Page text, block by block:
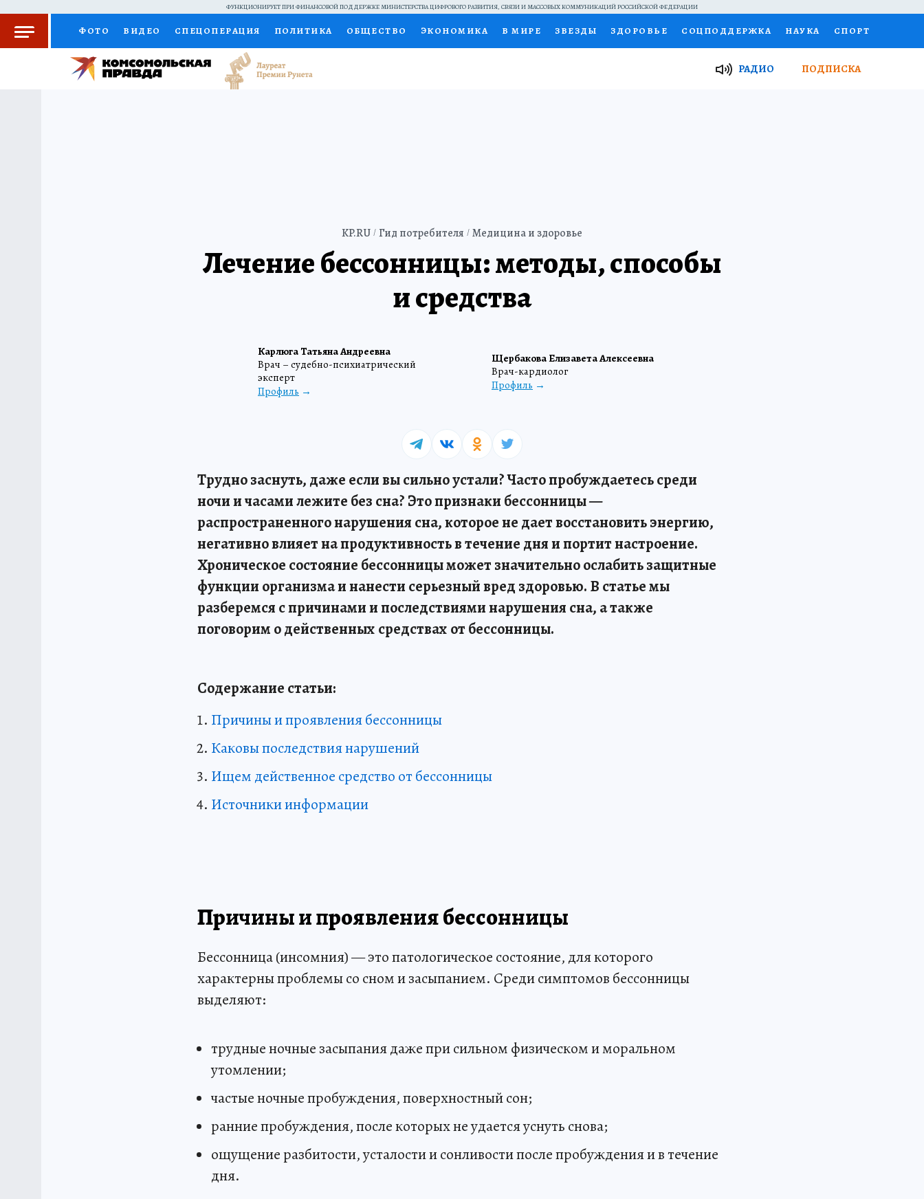
ФУНКЦИОНИРУЕТ ПРИ ФИНАНСОВОЙ ПОДДЕРЖКЕ МИНИСТЕРСТВА ЦИФРОВОГО РАЗВИТИЯ, СВЯЗИ И МАССОВЫХ КОММУНИКАЦИЙ РОССИЙСКОЙ ФЕДЕРАЦИИ
ФОТО ВИДЕО СПЕЦОПЕРАЦИЯ ПОЛИТИКА ОБЩЕСТВО ЭКОНОМИКА В МИРЕ ЗВЕЗДЫ ЗДОРОВЬЕ СОЦПОДДЕРЖКА НАУКА СПОРТ
КОЛУМНИСТЫ ПРОИСШЕСТВИЯ НАЦИОНАЛЬНЫЕ ПРОЕКТЫ РОССИИ Я ЗНАЮ СЕМЬЯ
РАДИО ПОДПИСКА
KP.RU Гид потребителя Медицина и здоровье
Карлюга Татьяна Андреевна
Врач – судебно-психиатрический
эксперт
Профиль
Щербакова Елизавета Алексеевна
Врач-кардиолог
Профиль
Лечение бессонницы: методы, способы
и средства
Трудно заснуть, даже если вы сильно устали? Часто пробуждаетесь среди
ночи и часами лежите без сна? Это признаки бессонницы —
распространенного нарушения сна, которое не дает восстановить энергию,
негативно влияет на продуктивность в течение дня и портит настроение.
Хроническое состояние бессонницы может значительно ослабить защитные
функции организма и нанести серьезный вред здоровью. В статье мы
разберемся с причинами и последствиями нарушения сна, а также
поговорим о действенных средствах от бессонницы.
Содержание статьи:
Причины и проявления бессонницы
Каковы последствия нарушений
Ищем действенное средство от бессонницы
Источники информации
Причины и проявления бессонницы
Бессонница (инсомния) — это патологическое состояние, для которого
характерны проблемы со сном и засыпанием. Среди симптомов бессонницы
выделяют:
трудные ночные засыпания даже при сильном физическом и моральном
утомлении;
частые ночные пробуждения, поверхностный сон;
ранние пробуждения, после которых не удается уснуть снова;
ощущение разбитости, усталости и сонливости после пробуждения и в течение
дня.